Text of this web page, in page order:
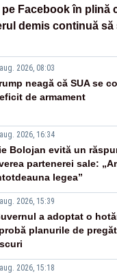
pe Facebook în plină
demis continuă să
2026, 08:03
neagă că SUA se
de armament
2026, 16:34
Bolojan evită un
partenerei sale:
legea”
2026, 15:39
a adoptat o
planurile de
2026, 15:18